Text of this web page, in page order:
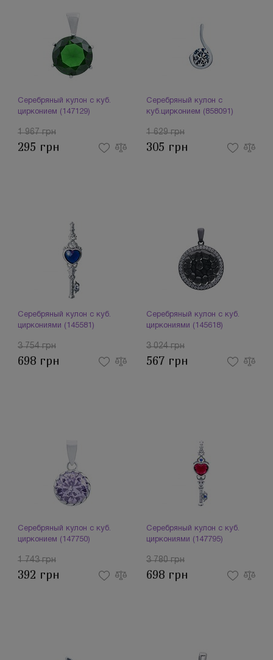
Серебряный кулон с куб.
цирконием (147129)
1 967 грн
295 грн
Серебряный кулон с
куб.цирконием (858091)
1 629 грн
305 грн
Серебряный кулон с куб.
циркониями (145581)
3 754 грн
698 грн
Серебряный кулон с куб.
циркониями (145618)
3 024 грн
567 грн
Серебряный кулон с куб.
цирконием (147750)
1 743 грн
392 грн
Серебряный кулон с куб.
циркониями (147795)
3 780 грн
698 грн